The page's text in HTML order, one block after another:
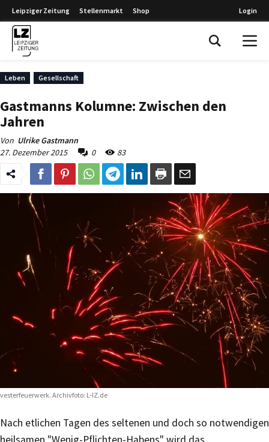
Leipziger Zeitung Stellenmarkt Shop Login
Leben Gesellschaft
Gastmanns Kolumne: Zwischen den
Jahren
Von Ulrike Gastmann
27. Dezember 2015
0 83
Archivfoto: L-IZ.de
Nach etlichen Tagen des seltenen und doch so notwendigen